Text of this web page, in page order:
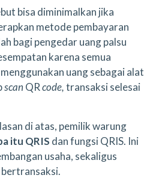
bisa diminimalkan jika
metode pembayaran
bagi pengedar uang palsu
karena semua
uang sebagai alat
scan QRcode,transaksi selesai
di atas, pemilik warung
itu QRIS dan fungsi QRIS. Ini
usaha, sekaligus
bertransaksi.